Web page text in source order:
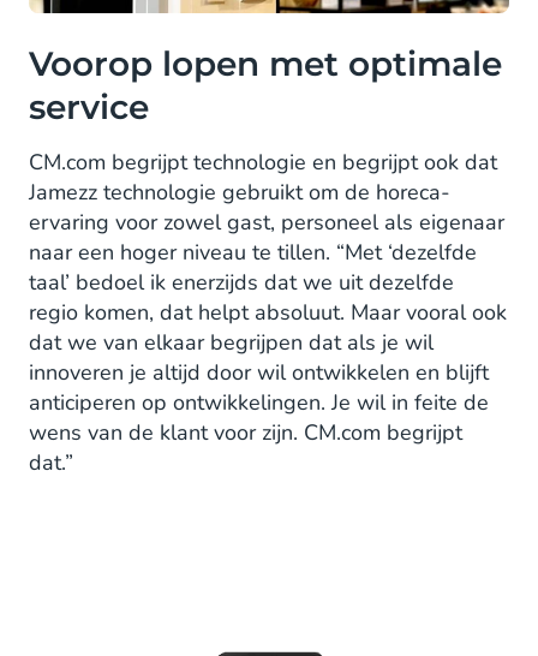
Voorop lopen met optimale
service
CM.com begrijpt technologie en begrijpt ook dat
Jamezz technologie gebruikt om de horeca-
ervaring voor zowel gast, personeel als eigenaar
naar een hoger niveau te tillen. “Met ‘dezelfde
taal’ bedoel ik enerzijds dat we uit dezelfde
regio komen, dat helpt absoluut. Maar vooral ook
dat we van elkaar begrijpen dat als je wil
innoveren je altijd door wil ontwikkelen en blijft
anticiperen op ontwikkelingen. Je wil in feite de
wens van de klant voor zijn. CM.com begrijpt
dat.”